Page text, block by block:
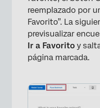
reemplazado por
Favorito”. La
previsualizar
Ir a Favorito y
página marcada.